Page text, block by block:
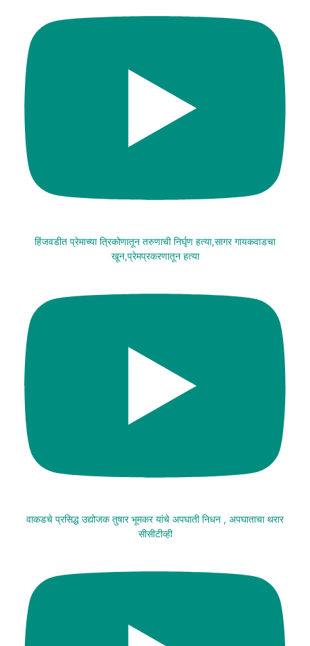
हिंजवडीत प्रेमाच्या त्रिकोणातून तरुणाची निर्घृण हत्या,सागर गायकवाडचा
खून,प्रेमप्रकरणातून हत्या
वाकडचे प्रसिद्ध उद्योजक तुषार भूमकर यांचे अपघाती निधन , अपघाताचा थरार
सीसीटीव्ही